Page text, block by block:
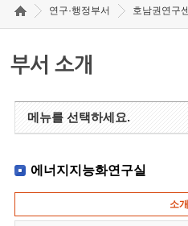
연구·행정부서 호남권연구
부서 소개
메뉴를 선택하세요.
에너지지능화연구실
소개